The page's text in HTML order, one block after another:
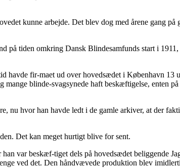
kunne arbejde. Det blev dog med årene gang på
tiden omkring Dansk Blindesamfunds start i
havde fir-maet ud over hovedsædet i København 13
blinde-svagsynede haft beskæftigelse, enten
nu hvor han havde ledt i de gamle arkiver, at der
Det kan meget hurtigt blive for sent.
var beskæf-tiget dels på hovedsædet beliggende
ved det. Den håndvævede produktion blev